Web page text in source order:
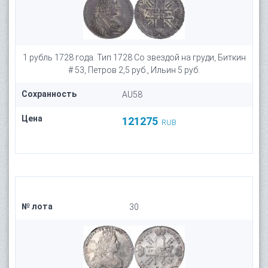
1 рубль 1728 года. Тип 1728 Со звездой на груди, Биткин
# 53, Петров 2,5 руб., Ильин 5 руб.
Сохранность AU58
Цена 121275 RUB
№ лота 30